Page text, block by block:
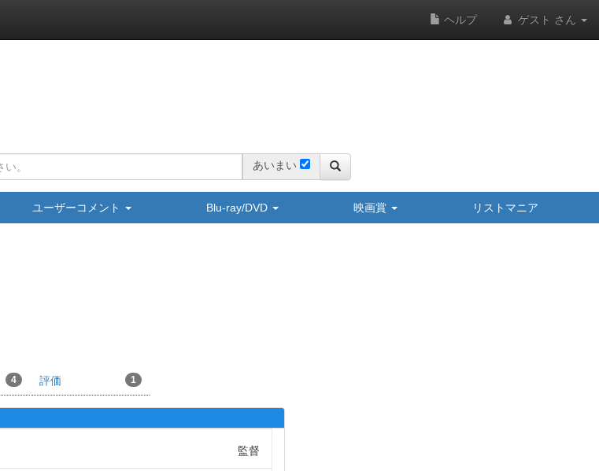
ヘルプ ゲスト さん
あいまい
ユーザーコメント Blu-ray/DVD 映画賞 リストマニア
4 評価 1
監督